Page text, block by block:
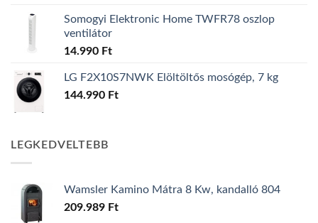
Somogyi Elektronic Home TWFR78 oszlop
ventilátor
14.990 Ft
LG F2X10S7NWK Elöltöltős mosógép, 7 kg
144.990 Ft
LEGKEDVELTEBB
Wamsler Kamino Mátra 8 Kw, kandalló 804
209.989 Ft